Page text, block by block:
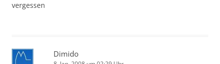
vergessen
Dimido